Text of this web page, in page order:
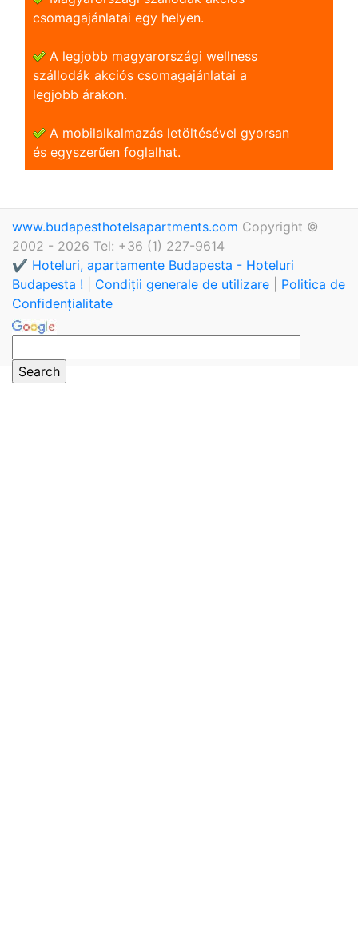
csomagajánlatai egy helyen.
A legjobb magyarországi wellness
szállodák akciós csomagajánlatai a
legjobb árakon.
A mobilalkalmazás letöltésével gyorsan
és egyszerũen foglalhat.
www.budapesthotelsapartments.com Copyright ©
2002 - 2026 Tel: +36 (1) 227-9614
✔️ Hoteluri, apartamente Budapesta - Hoteluri
Budapesta !
Condiții generale de utilizare
Politica de
Confidențialitate